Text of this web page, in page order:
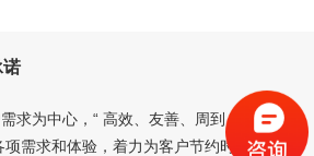
诺
求为中心，“ 高效、友善、周到 ”的服
需求和体验，着力为客户节约时间和